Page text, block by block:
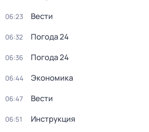
06:23 Вести
06:32 Погода 24
06:36 Погода 24
06:44 Экономика
06:47 Вести
06:51 Инструкция